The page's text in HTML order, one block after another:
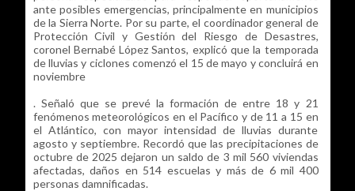
ante posibles emergencias, principalmente en municipios
de la Sierra Norte. Por su parte, el coordinador general de
Protección Civil y Gestión del Riesgo de Desastres,
coronel Bernabé López Santos, explicó que la temporada
de lluvias y ciclones comenzó el 15 de mayo y concluirá en
noviembre
. Señaló que se prevé la formación de entre 18 y 21
fenómenos meteorológicos en el Pacífico y de 11 a 15 en
el Atlántico, con mayor intensidad de lluvias durante
agosto y septiembre. Recordó que las precipitaciones de
octubre de 2025 dejaron un saldo de 3 mil 560 viviendas
afectadas, daños en 514 escuelas y más de 6 mil 400
personas damnificadas.